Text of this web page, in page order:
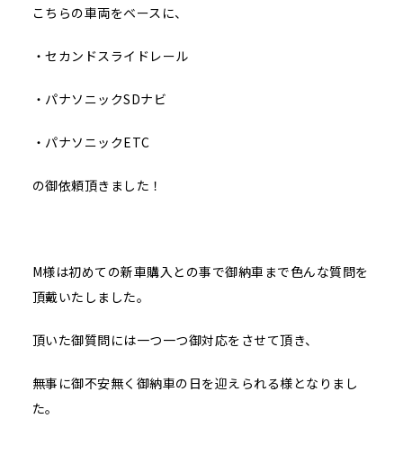
こちらの車両をベースに、
・セカンドスライドレール
・パナソニックSDナビ
・パナソニックETC
の御依頼頂きました！
M様は初めての新車購入との事で御納車まで色んな質問を
頂戴いたしました。
頂いた御質問には一つ一つ御対応をさせて頂き、
無事に御不安無く御納車の日を迎えられる様となりまし
た。